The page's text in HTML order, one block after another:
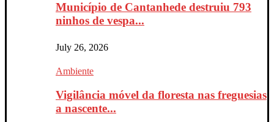
Município de Cantanhede destruiu 793
ninhos de vespa...
July 26, 2026
Ambiente
Vigilância móvel da floresta nas freguesias
a nascente...